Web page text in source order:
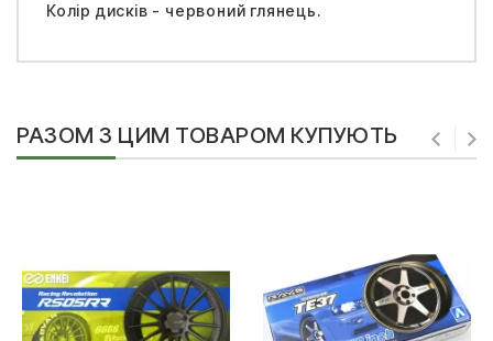
Колір дисків - червоний глянець.
РАЗОМ З ЦИМ ТОВАРОМ КУПУЮТЬ